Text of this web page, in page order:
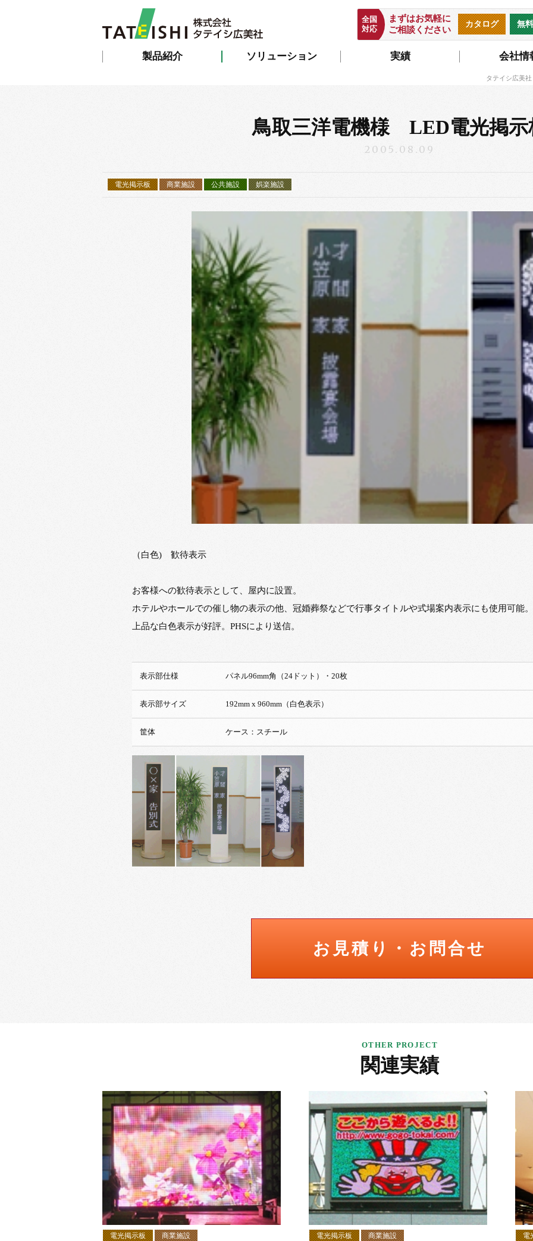
製品紹介 ソリューション 実績 会社情
無
カタログ
まずはお気軽に
ご相談ください
全国
対応
タテイシ広美
鳥取三洋電機様 LED電光掲示
2005.08.09
電光掲示板 商業施設 公共施設 娯楽施設
（白色) 歓待表示
お客様への歓待表示として、屋内に設置。
ホテルやホールでの催し物の表示の他、冠婚葬祭などで行事タイトルや式場案内表示にも使用可能。
上品な白色表示が好評。PHSにより送信。
表示部仕様 パネル96mm角（24ドット）・20枚
表示部サイズ 192mm x 960mm（白色表示）
筐体 ケース：スチール
お見積り・お問合せ
関連実績
電光掲示板 商業施設 電光掲示板 商業施設 電